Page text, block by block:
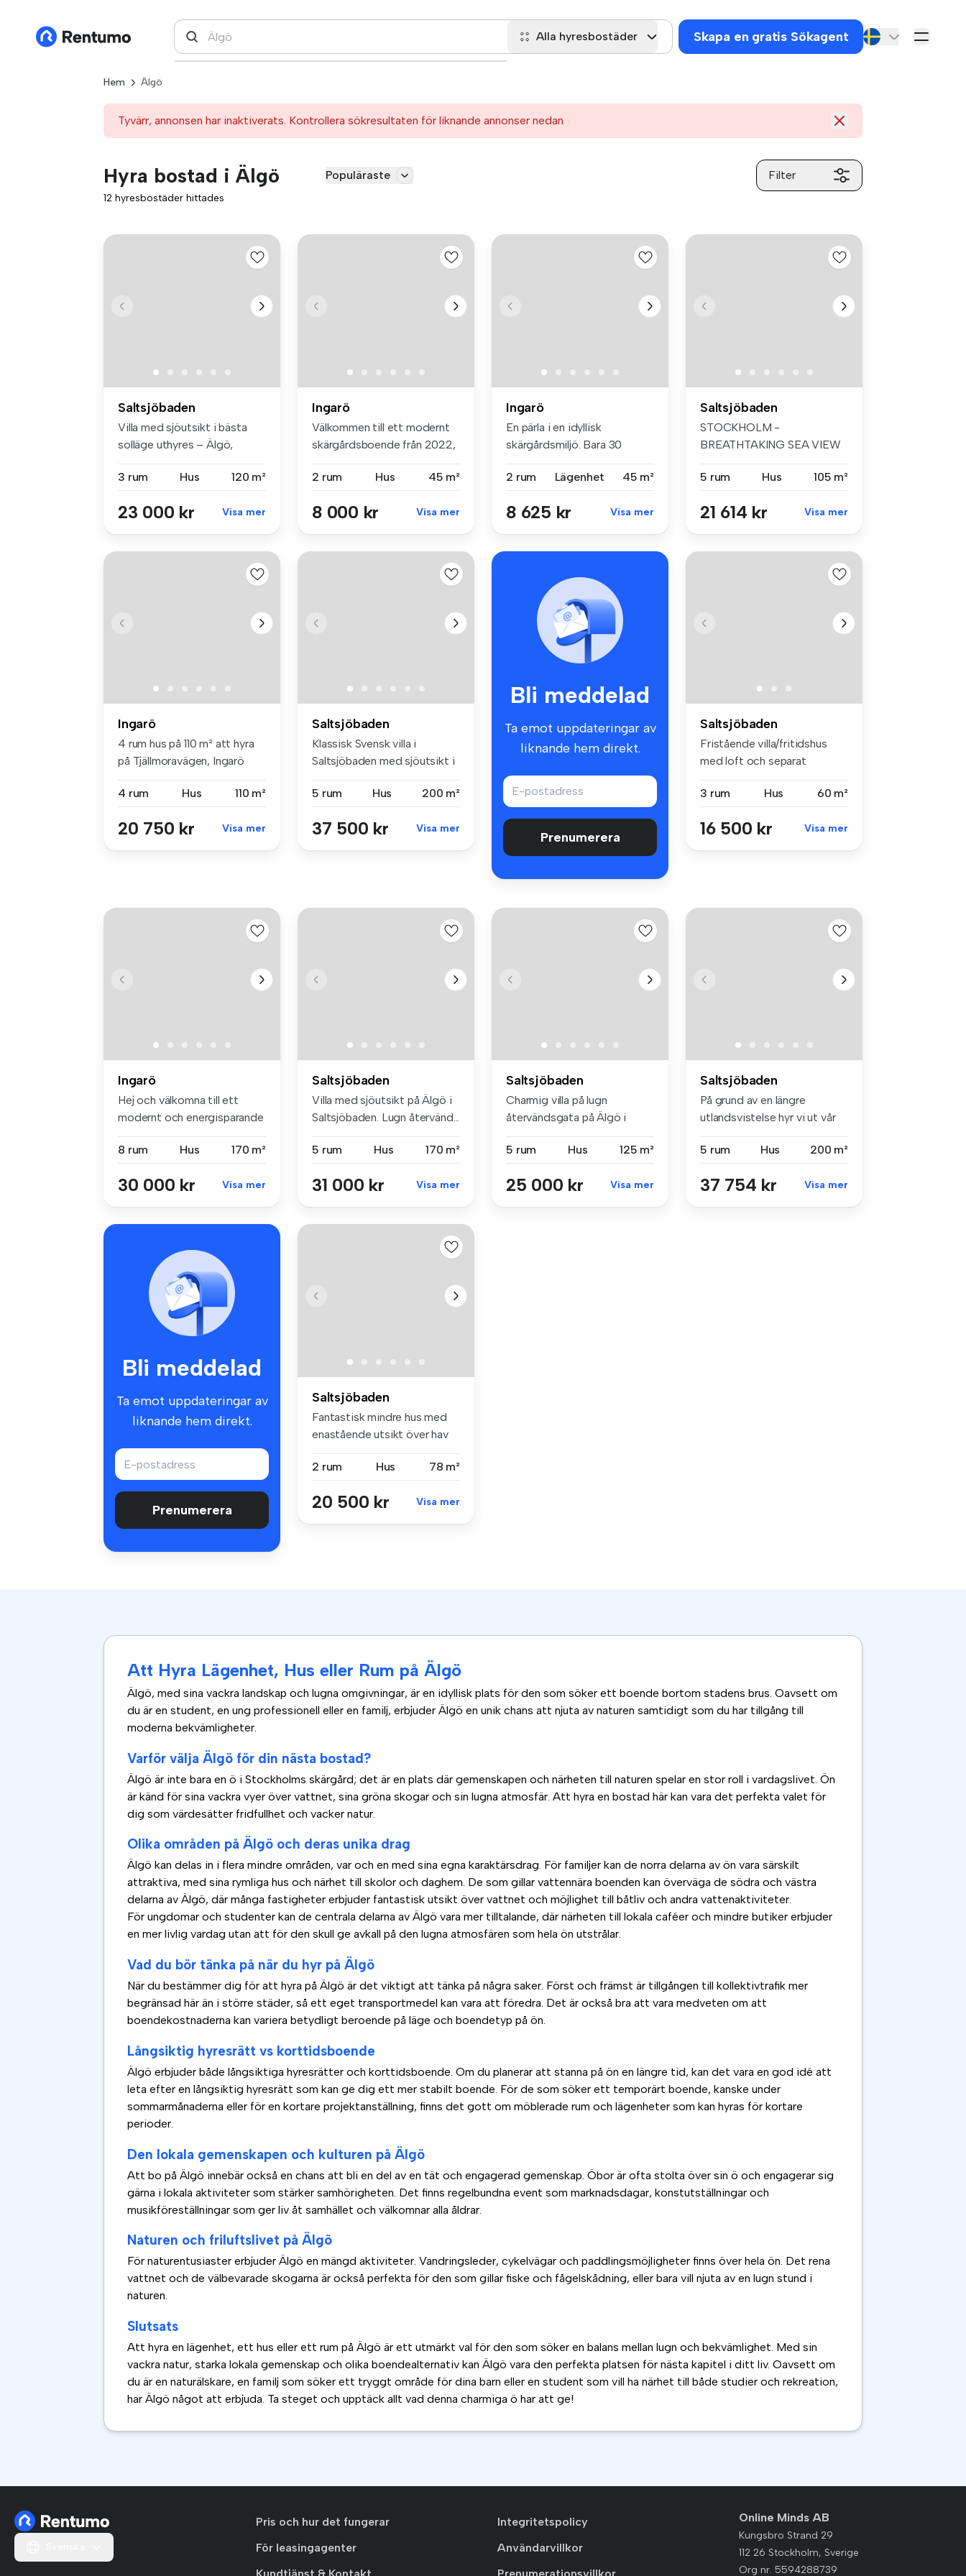
Alla hyresbostäder Skapa en gratis Sökagent
Hem Älgö
Tyvärr, annonsen har inaktiverats. Kontrollera sökresultaten för liknande annonser nedan
Hyra bostad i Älgö Populäraste Filter
12 hyresbostäder hittades
Saltsjöbaden
Villa med sjöutsikt i bästa
solläge uthyres – Älgö,
3 rum
Hus 120 m²
23 000 kr Visa mer
Ingarö
Välkommen till ett modernt
skärgårdsboende från 2022,
2 rum
Hus 45 m²
8 000 kr Visa mer
Ingarö
En pärla i en idyllisk
skärgårdsmiljö. Bara 30
2 rum
Lägenhet 45 m²
8 625 kr Visa mer
Saltsjöbaden
STOCKHOLM -
BREATHTAKING SEA VIEW
5 rum
Hus 105 m²
21 614 kr Visa mer
Ingarö
4 rum hus på 110 m² att hyra
på Tjällmoravägen, Ingarö
4 rum Hus 110 m²
20 750 kr Visa mer
Saltsjöbaden
Klassisk Svensk villa i
Saltsjöbaden med sjöutsikt i
5 rum
Hus 200 m²
37 500 kr Visa mer
Bli meddelad
Ta emot uppdateringar av
liknande hem direkt.
Prenumerera
Saltsjöbaden
Fristående villa/fritidshus
med loft och separat
3 rum
Hus 60 m²
16 500 kr Visa mer
Ingarö
Hej och välkomna till ett
modernt och energisparande
8 rum
Hus 170 m²
30 000 kr Visa mer
Saltsjöbaden
Villa med sjöutsikt på Älgö i
Saltsjöbaden. Lugn återvänd...
5 rum Hus 170 m²
31 000 kr Visa mer
Saltsjöbaden
Charmig villa på lugn
återvändsgata på Älgö i
5 rum
Hus 125 m²
25 000 kr Visa mer
Saltsjöbaden
På grund av en längre
utlandsvistelse hyr vi ut vår
5 rum
Hus 200 m²
37 754 kr Visa mer
Bli meddelad
Ta emot uppdateringar av
liknande hem direkt.
Prenumerera
Saltsjöbaden
Fantastisk mindre hus med
enastående utsikt över hav
2 rum
Hus 78 m²
20 500 kr Visa mer
Att Hyra Lägenhet, Hus eller Rum på Älgö
Älgö, med sina vackra landskap och lugna omgivningar, är en idyllisk plats för den som söker ett boende bortom stadens brus. Oavsett om
du är en student, en ung professionell eller en familj, erbjuder Älgö en unik chans att njuta av naturen samtidigt som du har tillgång till
moderna bekvämligheter.
Varför välja Älgö för din nästa bostad?
Älgö är inte bara en ö i Stockholms skärgård; det är en plats där gemenskapen och närheten till naturen spelar en stor roll i vardagslivet. Ön
är känd för sina vackra vyer över vattnet, sina gröna skogar och sin lugna atmosfär. Att hyra en bostad här kan vara det perfekta valet för
dig som värdesätter fridfullhet och vacker natur.
Olika områden på Älgö och deras unika drag
Älgö kan delas in i flera mindre områden, var och en med sina egna karaktärsdrag. För familjer kan de norra delarna av ön vara särskilt
attraktiva, med sina rymliga hus och närhet till skolor och daghem. De som gillar vattennära boenden kan överväga de södra och västra
delarna av Älgö, där många fastigheter erbjuder fantastisk utsikt över vattnet och möjlighet till båtliv och andra vattenaktiviteter.
För ungdomar och studenter kan de centrala delarna av Älgö vara mer tilltalande, där närheten till lokala caféer och mindre butiker erbjuder
en mer livlig vardag utan att för den skull ge avkall på den lugna atmosfären som hela ön utstrålar.
Vad du bör tänka på när du hyr på Älgö
När du bestämmer dig för att hyra på Älgö är det viktigt att tänka på några saker. Först och främst är tillgången till kollektivtrafik mer
begränsad här än i större städer, så ett eget transportmedel kan vara att föredra. Det är också bra att vara medveten om att
boendekostnaderna kan variera betydligt beroende på läge och boendetyp på ön.
Långsiktig hyresrätt vs korttidsboende
Älgö erbjuder både långsiktiga hyresrätter och korttidsboende. Om du planerar att stanna på ön en längre tid, kan det vara en god idé att
leta efter en långsiktig hyresrätt som kan ge dig ett mer stabilt boende. För de som söker ett temporärt boende, kanske under
sommarmånaderna eller för en kortare projektanställning, finns det gott om möblerade rum och lägenheter som kan hyras för kortare
perioder.
Den lokala gemenskapen och kulturen på Älgö
Att bo på Älgö innebär också en chans att bli en del av en tät och engagerad gemenskap. Öbor är ofta stolta över sin ö och engagerar sig
gärna i lokala aktiviteter som stärker samhörigheten. Det finns regelbundna event som marknadsdagar, konstutställningar och
musikföreställningar som ger liv åt samhället och välkomnar alla åldrar.
Naturen och friluftslivet på Älgö
För naturentusiaster erbjuder Älgö en mängd aktiviteter. Vandringsleder, cykelvägar och paddlingsmöjligheter finns över hela ön. Det rena
vattnet och de välbevarade skogarna är också perfekta för den som gillar fiske och fågelskådning, eller bara vill njuta av en lugn stund i
naturen.
Slutsats
Att hyra en lägenhet, ett hus eller ett rum på Älgö är ett utmärkt val för den som söker en balans mellan lugn och bekvämlighet. Med sin
vackra natur, starka lokala gemenskap och olika boendealternativ kan Älgö vara den perfekta platsen för nästa kapitel i ditt liv. Oavsett om
du är en naturälskare, en familj som söker ett tryggt område för dina barn eller en student som vill ha närhet till både studier och rekreation,
har Älgö något att erbjuda. Ta steget och upptäck allt vad denna charmiga ö har att ge!
Pris och hur det fungerar
För leasingagenter
Integritetspolicy
Användarvillkor
Online Minds AB
Kungsbro Strand 29
112 26 Stockholm, Sverige
Org nr. 5594288739